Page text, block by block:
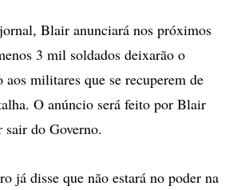
Blair anunciará nos próximos
3 mil soldados deixarão o
militares que se recuperem de
O anúncio será feito por Blair
sair do Governo.
já disse que não estará no poder na